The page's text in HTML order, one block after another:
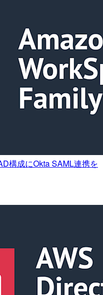
構成にOkta SAML連携を